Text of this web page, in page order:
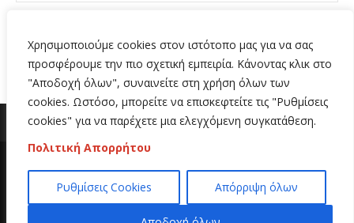
Χρησιμοποιούμε cookies στον ιστότοπο μας για να σας
προσφέρουμε την πιο σχετική εμπειρία. Κάνοντας κλικ στο
"Αποδοχή όλων", συναινείτε στη χρήση όλων των
cookies. Ωστόσο, μπορείτε να επισκεφτείτε τις "Ρυθμίσεις
cookies" για να παρέχετε μια ελεγχόμενη συγκατάθεση.
Πολιτική Απορρήτου
Ρυθμίσεις Cookies Απόρριψη όλων
Copyright 2020 | All Rights Reserved | Κατασκευή
ιστοσελίδων
Hi Web